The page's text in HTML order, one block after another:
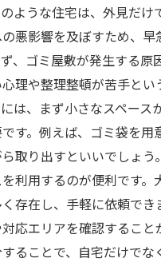
ような住宅は、外見だけ
悪影響を及ぼすため、早
、ゴミ屋敷が発生する原
理や整理整頓が苦手と
は、まず小さなスペース
す。例えば、ゴミ袋を用
取り出すといいでしょう
利用するのが便利です。
存在し、手軽に依頼でき
応エリアを確認すること
ることで、自宅だけでな